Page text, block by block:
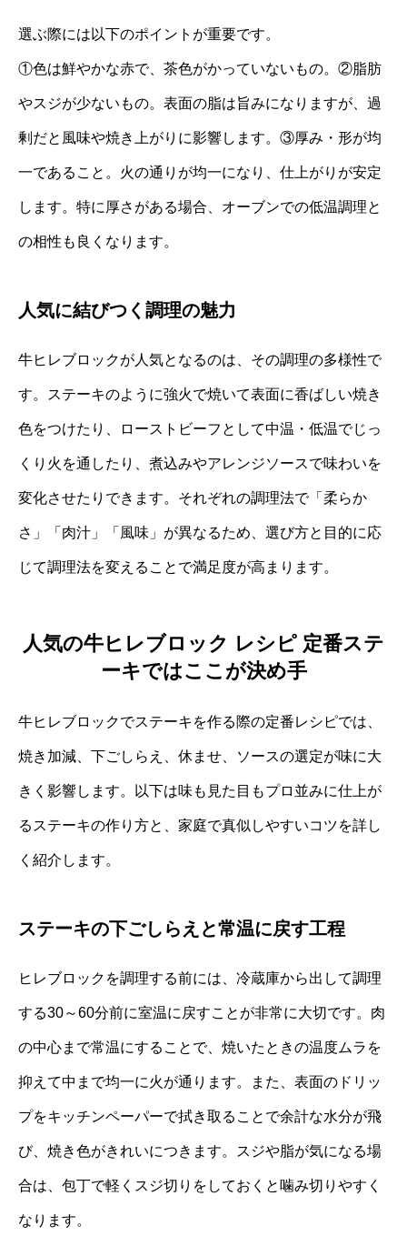
選ぶ際には以下のポイントが重要です。
①色は鮮やかな赤で、茶色がかっていないもの。②脂肪
やスジが少ないもの。表面の脂は旨みになりますが、過
剰だと風味や焼き上がりに影響します。③厚み・形が均
一であること。火の通りが均一になり、仕上がりが安定
します。特に厚さがある場合、オーブンでの低温調理と
の相性も良くなります。
人気に結びつく調理の魅力
牛ヒレブロックが人気となるのは、その調理の多様性で
す。ステーキのように強火で焼いて表面に香ばしい焼き
色をつけたり、ローストビーフとして中温・低温でじっ
くり火を通したり、煮込みやアレンジソースで味わいを
変化させたりできます。それぞれの調理法で「柔らか
さ」「肉汁」「風味」が異なるため、選び方と目的に応
じて調理法を変えることで満足度が高まります。
人気の牛ヒレブロック レシピ 定番ステ
ーキではここが決め手
牛ヒレブロックでステーキを作る際の定番レシピでは、
焼き加減、下ごしらえ、休ませ、ソースの選定が味に大
きく影響します。以下は味も見た目もプロ並みに仕上が
るステーキの作り方と、家庭で真似しやすいコツを詳し
く紹介します。
ステーキの下ごしらえと常温に戻す工程
ヒレブロックを調理する前には、冷蔵庫から出して調理
する30～60分前に室温に戻すことが非常に大切です。肉
の中心まで常温にすることで、焼いたときの温度ムラを
抑えて中まで均一に火が通ります。また、表面のドリッ
プをキッチンペーパーで拭き取ることで余計な水分が飛
び、焼き色がきれいにつきます。スジや脂が気になる場
合は、包丁で軽くスジ切りをしておくと噛み切りやすく
なります。